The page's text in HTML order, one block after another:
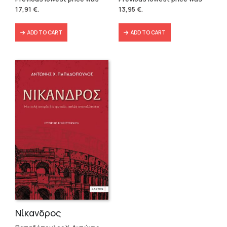
was: is:
17,91 €.
ADD TO CART
was: is:
13,95 €.
ADD TO CART
Νίκανδρος